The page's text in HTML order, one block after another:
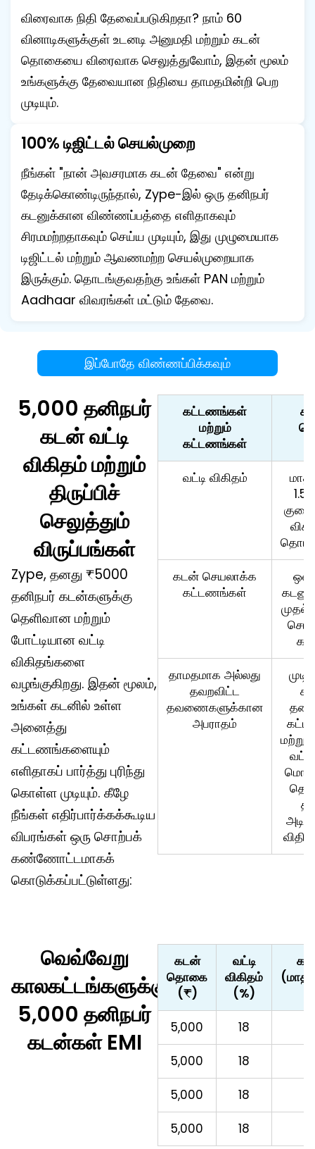
விரைவாக நிதி தேவைப்படுகிறதா? நாம் 60
வினாடிகளுக்குள் உடனடி அனுமதி மற்றும் கடன்
தொகையை விரைவாக செலுத்துவோம், இதன் மூலம்
உங்களுக்கு தேவையான நிதியை தாமதமின்றி பெற
முடியும்.
100% டிஜிட்டல் செயல்முறை
நீங்கள் "நான் அவசரமாக கடன் தேவை" என்று
தேடிக்கொண்டிருந்தால், Zype-இல் ஒரு தனிநபர்
கடனுக்கான விண்ணப்பத்தை எளிதாகவும்
சிரமமற்றதாகவும் செய்ய முடியும், இது முழுமையாக
டிஜிட்டல் மற்றும் ஆவணமற்ற செயல்முறையாக
இருக்கும். தொடங்குவதற்கு உங்கள் PAN மற்றும்
Aadhaar விவரங்கள் மட்டும் தேவை.
இப்போதே விண்ணப்பிக்கவும்
5,000 தனிநபர்
கடன் வட்டி
விகிதம் மற்றும்
திருப்பிச்
செலுத்தும்
விருப்பங்கள்
Zype, தனது ₹5000
தனிநபர் கடன்களுக்கு
தெளிவான மற்றும்
போட்டியான வட்டி
விகிதங்களை
வழங்குகிறது. இதன் மூலம்,
உங்கள் கடனில் உள்ள
அனைத்து
கட்டணங்களையும்
எளிதாகப் பார்த்து புரிந்து
கொள்ள முடியும். கீழே
நீங்கள் எதிர்பார்க்கக்கூடிய
விபரங்கள் ஒரு சொற்பக்
கண்ணோட்டமாகக்
கொடுக்கப்பட்டுள்ளது:
கட்டணங்கள்
மற்றும்
கட்டணங்கள்
வட்டி விகிதம்
கடன் செயலாக்க
கட்டணங்கள்
முதல்
தாமதமாக அல்லது
தவறவிட்ட
தவணைகளுக்கான
அபராதம்
வெவ்வேறு
காலகட்டங்களுக்கு
5,000 தனிநபர்
கடன்கள் EMI
கடன்
தொகை
(₹)
வட்டி
விகிதம்
(%)
5,000 18
5,000
18
5,000
18
5,000
18